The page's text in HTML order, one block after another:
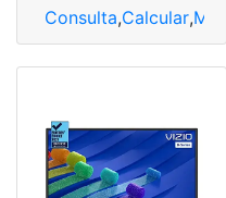
Consulta,Calcular,